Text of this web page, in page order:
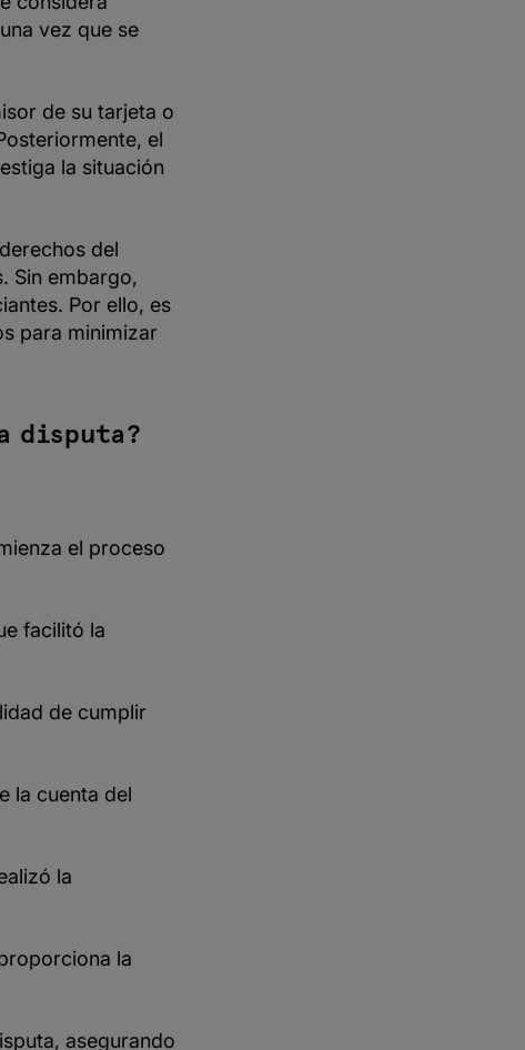
vez que se
de su tarjeta o
el
la situación
del
Sin embargo,
Por ello, es
para minimizar
disputa?
el proceso
facilitó la
de cumplir
la cuenta del
la
la
asegurando